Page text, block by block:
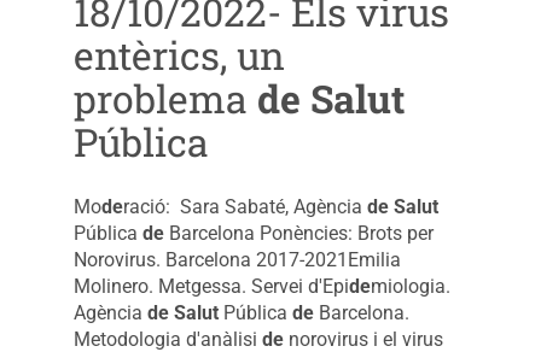
18/10/2022- Els virus
entèrics, un
problema de Salut
Pública
Moderació: Sara Sabaté, Agència de Salut
Pública deBarcelona Ponències: Brots per
Norovirus. Barcelona 2017-2021Emilia
Molinero. Metgessa. Servei d'Epidemiologia.
Agència de SalutPública deBarcelona.
Metodologia d'anàlisi denorovirus i el virus